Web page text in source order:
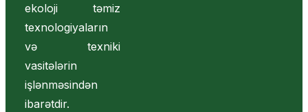
ekoloji təmiz
texnologiyaların
və texniki
vasitələrin
işlənməsindən
ibarətdir.